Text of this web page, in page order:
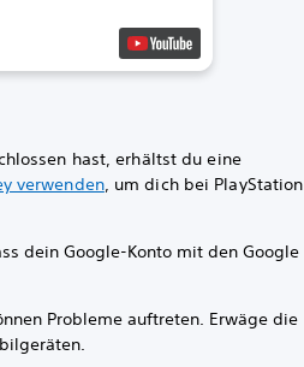
hast, erhältst du eine
verwenden, um dich bei PlayStation
dein Google-Konto mit den Google
Probleme auftreten. Erwäge die